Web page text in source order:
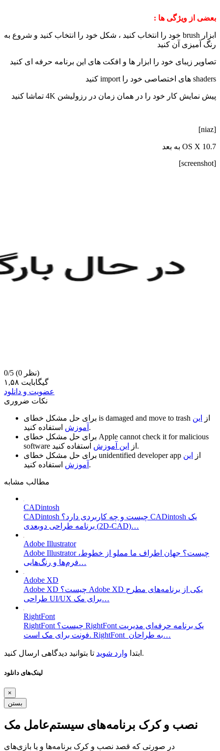
بعضی از ویژگی ها :
ابزار brush خود را انتخاب کنید ، شکل خود را انتخاب کنید و شروع به
رنگ آمیزی آن کنید
تصاویر زیبای خود را ابزار ها و افکت های این برنامه حرفه ای کنید
shaders های اختصاصی خود را import کنید
پیش نمایش کار خود را در همان زمان در رزولیشن 4K تماشا کنید
[niaz]
OS X 10.7 به بعد
[screenshot]
0/5
(0 نظر)
۱,۵۸ گیگابایت
عضویت و دانلود
نکات ضروری
is damaged and move to trash از
این
آموزش استفاده کنید.
Apple cannot check it for malicious
software
از این آموزش
استفاده کنید.
unidentified developer app از
این
آموزش استفاده کنید.
مطالب مشابه
CADintosh
CADintosh چیست و چه کاربردی دارد؟ CADintosh یک
برنامه طراحی دوبعدی (2D-CAD)…
Adobe Illustrator
Adobe Illustrator چیست؟ جهان اطراف ما مملو از خطوط،
فرم‌ها و رنگ‌هایی…
Adobe XD
Adobe XD چیست؟ Adobe XD یکی از برنامه‌های مطرح
طراحی UI/UX برای مک…
RightFont
RightFont چیست؟ RightFont یک برنامه حرفه‌ای مدیریت
فونت برای مک است. RightFont به طراحان…
ابتدا وارد شوید تا بتوانید دیدگاهی ارسال کنید.
لینک‌های دانلود
×
بستن
نصب و کرک برنامه‌های سیستم‌عامل مک
در صورتی که قصد نصب و کرک برنامه‌ها و یا بازی‌های